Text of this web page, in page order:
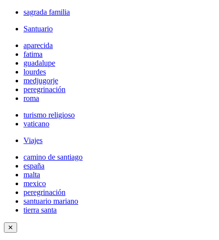
sagrada familia
Santuario
aparecida
fatima
guadalupe
lourdes
medjugorje
peregrinación
roma
turismo religioso
vaticano
Viajes
camino de santiago
españa
malta
mexico
peregrinación
santuario mariano
tierra santa
✕